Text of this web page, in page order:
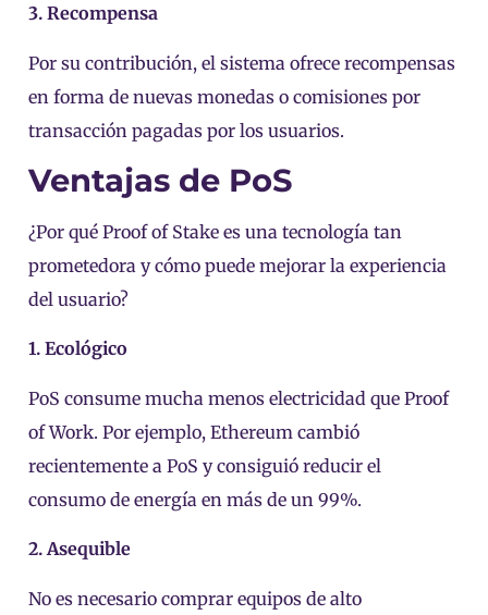
3. Recompensa
Por su contribución, el sistema ofrece recompensas
en forma de nuevas monedas o comisiones por
transacción pagadas por los usuarios.
Ventajas de PoS
¿Por qué Proof of Stake es una tecnología tan
prometedora y cómo puede mejorar la experiencia
del usuario?
1. Ecológico
PoS consume mucha menos electricidad que Proof
of Work. Por ejemplo, Ethereum cambió
recientemente a PoS y consiguió reducir el
consumo de energía en más de un 99%.
2. Asequible
No es necesario comprar equipos de alto